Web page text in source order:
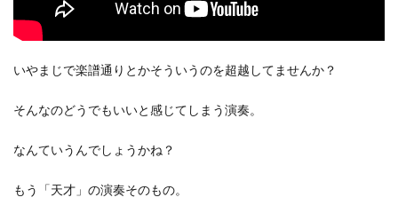
いやまじで楽譜通りとかそういうのを超越してませんか？
そんなのどうでもいいと感じてしまう演奏。
なんていうんでしょうかね？
もう「天才」の演奏そのもの。